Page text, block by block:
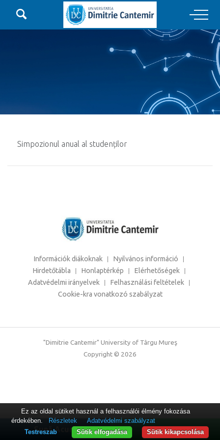

Main Navigation
Simpozionul anual al studenților
Információk diákoknak
Nyilvános információ
Hirdetőtábla
Honlaptérkép
Elérhetőségek
Adatvédelmi irányelvek
Felhasználási feltételek
Cookie-kra vonatkozó szabályzat
"Dimitrie Cantemir" University of Târgu Mureş
Copyright © 2026
Sună Acum WhatsApp
Ez az oldal sütiket használ a felhasználói élmény fokozása
érdekében.
Részletek
Adatvédelmi szabályzat
Sütik kikapcsolása
Sütik elfogadása
Testreszab